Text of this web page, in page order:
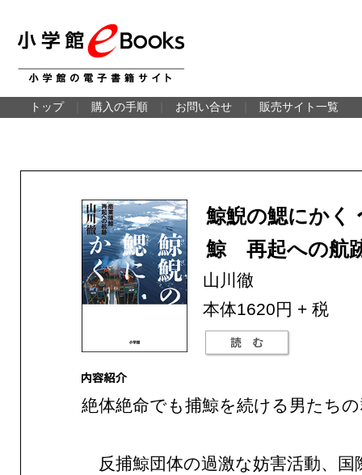
トップ 購入の手順 お問い合せ 販売サイト一覧
鯨鯢の鰓にかく
鯨 再起への航
山川徹
本体1620円 + 税
絶体絶命でも捕鯨を続ける男たち
反捕鯨団体の過激な妨害活動、国